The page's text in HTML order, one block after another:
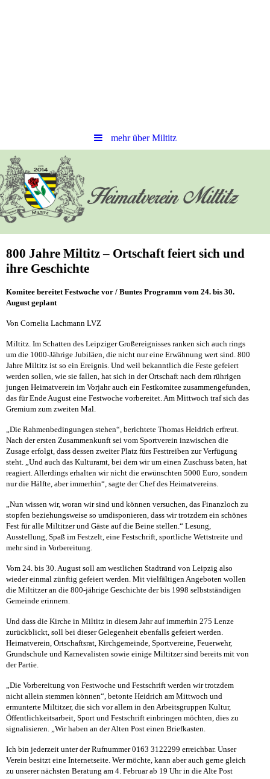
mehr über Miltitz
800 Jahre Miltitz – Ortschaft feiert sich und
ihre Geschichte
Komitee bereitet Festwoche vor / Buntes Programm vom 24. bis 30.
August geplant
Von Cornelia Lachmann LVZ
Miltitz. Im Schatten des Leipziger Großereignisses ranken sich auch rings
um die 1000-Jährige Jubiläen, die nicht nur eine Erwähnung wert sind. 800
Jahre Miltitz ist so ein Ereignis. Und weil bekanntlich die Feste gefeiert
werden sollen, wie sie fallen, hat sich in der Ortschaft nach dem rührigen
jungen Heimatverein im Vorjahr auch ein Festkomitee zusammengefunden,
das für Ende August eine Festwoche vorbereitet. Am Mittwoch traf sich das
Gremium zum zweiten Mal.
„Die Rahmenbedingungen stehen“, berichtete Thomas Heidrich erfreut.
Nach der ersten Zusammenkunft sei vom Sportverein inzwischen die
Zusage erfolgt, dass dessen zweiter Platz fürs Festtreiben zur Verfügung
steht. „Und auch das Kulturamt, bei dem wir um einen Zuschuss baten, hat
reagiert. Allerdings erhalten wir nicht die erwünschten 5000 Euro, sondern
nur die Hälfte, aber immerhin“, sagte der Chef des Heimatvereins.
„Nun wissen wir, woran wir sind und können versuchen, das Finanzloch zu
stopfen beziehungsweise so umdisponieren, dass wir trotzdem ein schönes
Fest für alle Miltitzer und Gäste auf die Beine stellen.“ Lesung,
Ausstellung, Spaß im Festzelt, eine Festschrift, sportliche Wettstreite und
mehr sind in Vorbereitung.
Vom 24. bis 30. August soll am westlichen Stadtrand von Leipzig also
wieder einmal zünftig gefeiert werden. Mit vielfältigen Angeboten wollen
die Miltitzer an die 800-jährige Geschichte der bis 1998 selbstständigen
Gemeinde erinnern.
Und dass die Kirche in Miltitz in diesem Jahr auf immerhin 275 Lenze
zurückblickt, soll bei dieser Gelegenheit ebenfalls gefeiert werden.
Heimatverein, Ortschaftsrat, Kirchgemeinde, Sportvereine, Feuerwehr,
Grundschule und Karnevalisten sowie einige Miltitzer sind bereits mit von
der Partie.
„Die Vorbereitung von Festwoche und Festschrift werden wir trotzdem
nicht allein stemmen können“, betonte Heidrich am Mittwoch und
ermunterte Miltitzer, die sich vor allem in den Arbeitsgruppen Kultur,
Öffentlichkeitsarbeit, Sport und Festschrift einbringen möchten, dies zu
signalisieren. „Wir haben an der Alten Post einen Briefkasten.
Ich bin jederzeit unter der Rufnummer 0163 3122299 erreichbar. Unser
Verein besitzt eine Internetseite. Wer möchte, kann aber auch gerne gleich
zu unserer nächsten Beratung am 4. Februar ab 19 Uhr in die Alte Post